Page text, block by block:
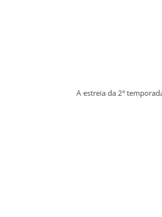
A estreia da 2ª